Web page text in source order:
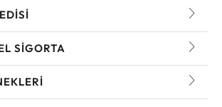
SİGORTA